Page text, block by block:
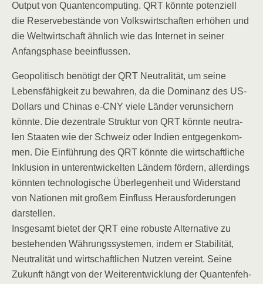
Out­put von Quan­ten­com­pu­ting. QRT könn­te poten­zi­ell
die Reser­ve­be­stän­de von Volks­wirt­schaf­ten erhö­hen und
die Welt­wirt­schaft ähn­lich wie das Inter­net in sei­ner
Anfangs­pha­se beeinflussen.
Geo­po­li­tisch benö­tigt der QRT Neu­tra­li­tät, um sei­ne
Lebens­fä­hig­keit zu bewah­ren, da die Domi­nanz des US-
Dol­lars und Chi­nas e‑CNY vie­le Län­der ver­un­si­chern
könn­te. Die dezen­tra­le Struk­tur von QRT könn­te neu­tra­
len Staa­ten wie der Schweiz oder Indi­en ent­ge­gen­kom­
men. Die Ein­füh­rung des QRT könn­te die wirt­schaft­li­che
Inklu­si­on in unter­ent­wi­ckel­ten Län­dern för­dern, aller­dings
könn­ten tech­no­lo­gi­sche Über­le­gen­heit und Wider­stand
von Natio­nen mit gro­ßem Ein­fluss Her­aus­for­de­run­gen
darstellen.
Ins­ge­samt bie­tet der QRT eine robus­te Alter­na­ti­ve zu
bestehen­den Wäh­rungs­sys­te­men, indem er Sta­bi­li­tät,
Neu­tra­li­tät und wirt­schaft­li­chen Nut­zen ver­eint. Sei­ne
Zukunft hängt von der Wei­ter­ent­wick­lung der Quan­ten­feh­